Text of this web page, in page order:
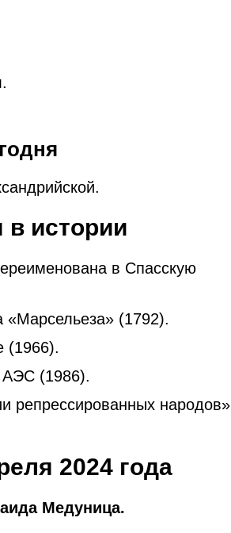
истории
в Спасскую
«Марсельеза» (1792).
(1966).
АЭС (1986).
репрессированных народов»
2024 года
Медуница.